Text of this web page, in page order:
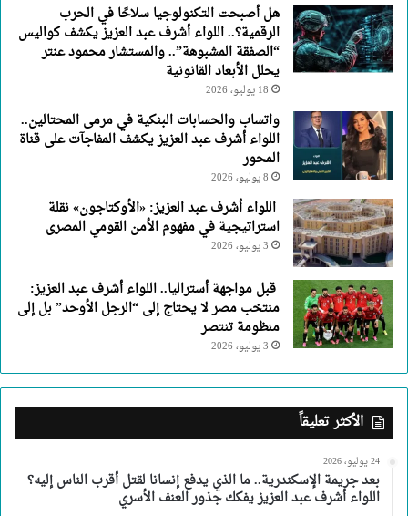
هل أصبحت التكنولوجيا سلاحًا في الحرب
الرقمية؟.. اللواء أشرف عبد العزيز يكشف كواليس
“الصفقة المشبوهة”.. والمستشار محمود عنتر
يحلل الأبعاد القانونية
18 يوليو، 2026
واتساب والحسابات البنكية في مرمى المحتالين..
اللواء أشرف عبد العزيز يكشف المفاجآت على قناة
المحور
8 يوليو، 2026
اللواء أشرف عبد العزيز: «الأوكتاجون» نقلة
استراتيجية في مفهوم الأمن القومي المصرى
3 يوليو، 2026
قبل مواجهة أستراليا.. اللواء أشرف عبد العزيز:
منتخب مصر لا يحتاج إلى “الرجل الأوحد” بل إلى
منظومة تنتصر
3 يوليو، 2026
الأكثر تعليقاً
24 يوليو، 2026
بعد جريمة الإسكندرية.. ما الذي يدفع إنسانا لقتل أقرب الناس إليه؟
اللواء أشرف عبد العزيز يفكك جذور العنف الأسري